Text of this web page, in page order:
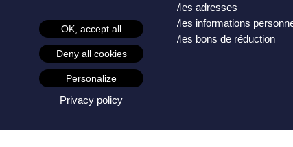
Créateurs
Mes adresses
Mes informations
Mes bons de réduction
OK, accept all
Deny all cookies
Personalize
Privacy policy